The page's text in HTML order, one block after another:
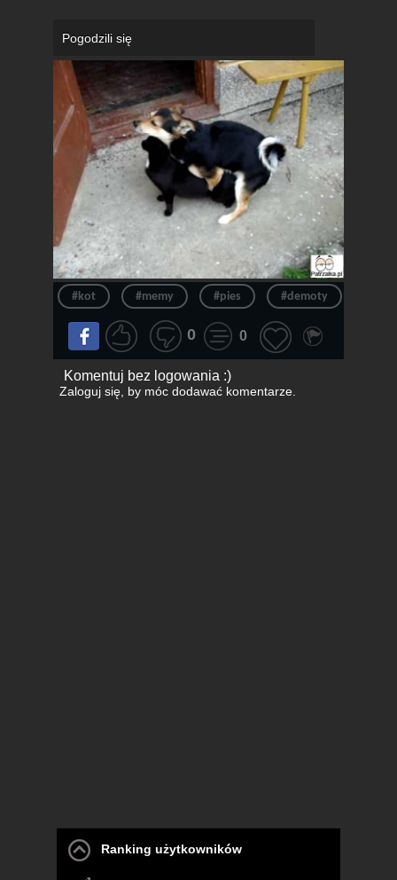
Pogodzili się
#kot #memy #pies #demoty
0 0
Komentuj bez logowania :)
Zaloguj się, by móc dodawać komentarze.
Ranking użytkowników